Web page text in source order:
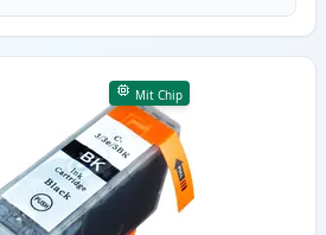
Mit Chip